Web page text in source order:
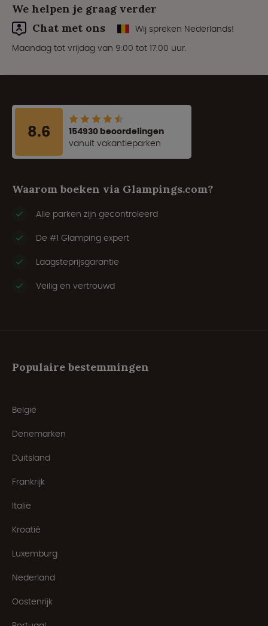
We helpen je graag verder
Chat met ons
Wij spreken Nederlands!
Maandag tot vrijdag van 9:00 tot 17:00 uur.
8.6
154930 beoordelingen
vanuit vakantieparken
Waarom boeken via Glampings.com?
Alle parken zijn gecontroleerd
De #1 Glamping expert
Laagsteprijsgarantie
Veilig en vertrouwd
Populaire bestemmingen
België
Denemarken
Duitsland
Frankrijk
Italië
Kroatië
Luxemburg
Nederland
Oostenrijk